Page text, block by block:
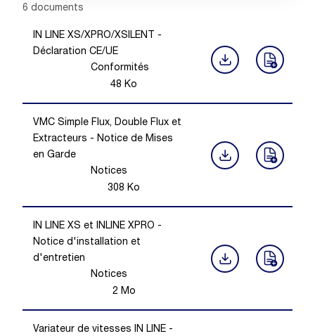
Showing 1 -6
6 documents
IN LINE XS/XPRO/XSILENT -
Déclaration CE/UE
Conformités
48 Ko
VMC Simple Flux, Double Flux et
Extracteurs - Notice de Mises
en Garde
Notices
308 Ko
IN LINE XS et INLINE XPRO -
Notice d'installation et
d'entretien
Notices
2 Mo
Variateur de vitesses IN LINE -